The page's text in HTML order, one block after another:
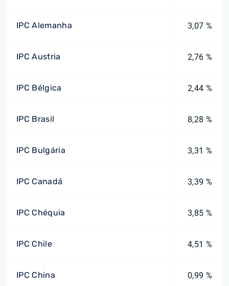
IPC Alemanha 3,07 %
IPC Austria 2,76 %
IPC Bélgica 2,44 %
IPC Brasil 8,28 %
IPC Bulgária 3,31 %
IPC Canadá 3,39 %
IPC Chéquia 3,85 %
IPC Chile 4,51 %
IPC China 0,99 %